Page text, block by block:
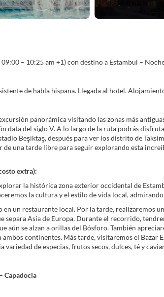
– 10:25 am +1) con destino a Estambul –
de habla hispana. Llegada al hotel.
panorámica visitando las zonas más
data del siglo V. A lo largo de la ruta podrás
Beşiktaş, después para ver los distrito de
una tarde libre para seguir explorando esta
extra):
la histórica zona exterior occidental de
la cultura y el estilo de vida local,
un restaurante local. Por la tarde, realizaremos
separa Asia de Europa. Durante el recorrido,
aún se alzan a orillas del Bósforo. También
continentes. Más tarde, visitaremos el Bazar
de especias, frutos secos, dulces, té y
Capadocia